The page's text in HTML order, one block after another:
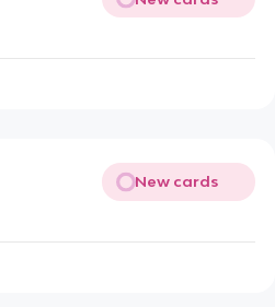
New cards